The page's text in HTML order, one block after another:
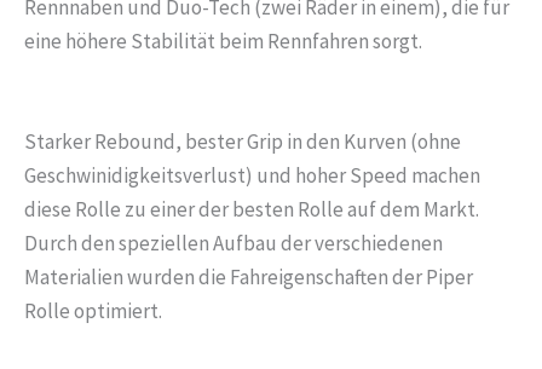
Rennnaben und Duo-Tech (zwei Räder in einem), die für
eine höhere Stabilität beim Rennfahren sorgt.
Starker Rebound, bester Grip in den Kurven (ohne
Geschwinidigkeitsverlust) und hoher Speed machen
diese Rolle zu einer der besten Rolle auf dem Markt.
Durch den speziellen Aufbau der verschiedenen
Materialien wurden die Fahreigenschaften der Piper
Rolle optimiert.